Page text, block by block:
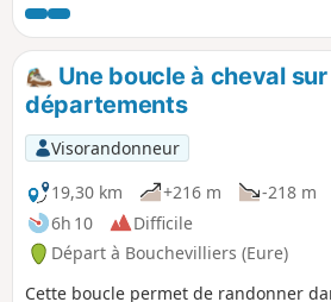
Une boucle à cheval sur
départements
Visorandonneur
19,30 km
+216 m
-218 m
6h 10
Difficile
Départ à Bouchevilliers (Eure)
Cette boucle permet de randonner